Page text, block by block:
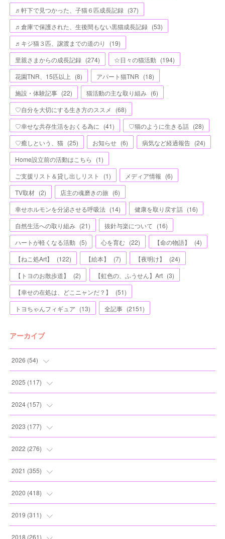
♬軒下で見つかった、子猫６匹成長記録 (37)
♬倉庫で保護された、生後間もない黒猫成長記録 (53)
♬キジ猫３匹、譲渡までの道のり
(19)
里親さまからの成長記録 (274) ☆日々の猫活動 (194)
花園TNR、15匹以上 (8) アパート猫TNR (18)
施設・体験記事 (22) 猫活動の主な取り組み (6)
♡自分を大切にする生き方のススメ
(68)
♡幸せな共存生活をおくる為に (41) ♡猫のように生きる話 (28)
♡癒しという、猫 (25) お知らせ (6) 病気など経過報告 (24)
Home設立前の活動はこちら
(1)
ご支援リスト＆貸し出しリスト
(1) メディア情報 (6)
TV取材 (2) 店主の魂磨きの旅 (6)
幸せホルモンを分泌させる呼吸法 (14) 健康を取り戻す話 (16)
自然生活への取り組み (21) 抜針与楽について (16)
ハートが軽くなる活動 (5) 心を育む (22) 【命の物語】 (4)
【ねこ処Art】
(122) 【絵本】 (7) 【夜明け】 (24)
【トヨのお散歩道】
(2) 【虹色の、ふうせん】Art (3)
【幸せの在処は、どこニャンだ？】
(51)
トヨちゃんフィギュア (13) 全記事 (2151)
アーカイブ
2026 (54)
(2)
(5)
(7)
(11
2025 (117)
(11
(12
(12
(13
2024(157)
(13
(13
(10
(13
2023 (177)
(20
(10
(11
(13
2022 (276)
(17
(16
(21
(21
2021 (355)
(19
(12
(16
2020 (418)
(44
(59
2019 (311)
(25
2018 (261)